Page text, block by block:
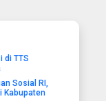
di TTS
Sosial RI,
Kabupaten